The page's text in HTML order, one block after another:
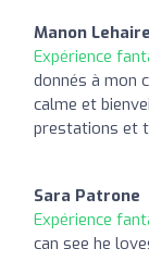
Manon Lehaire
Expérience
donnés à mon
calme et
prestations et
Sara Patrone
Expérience
can see he